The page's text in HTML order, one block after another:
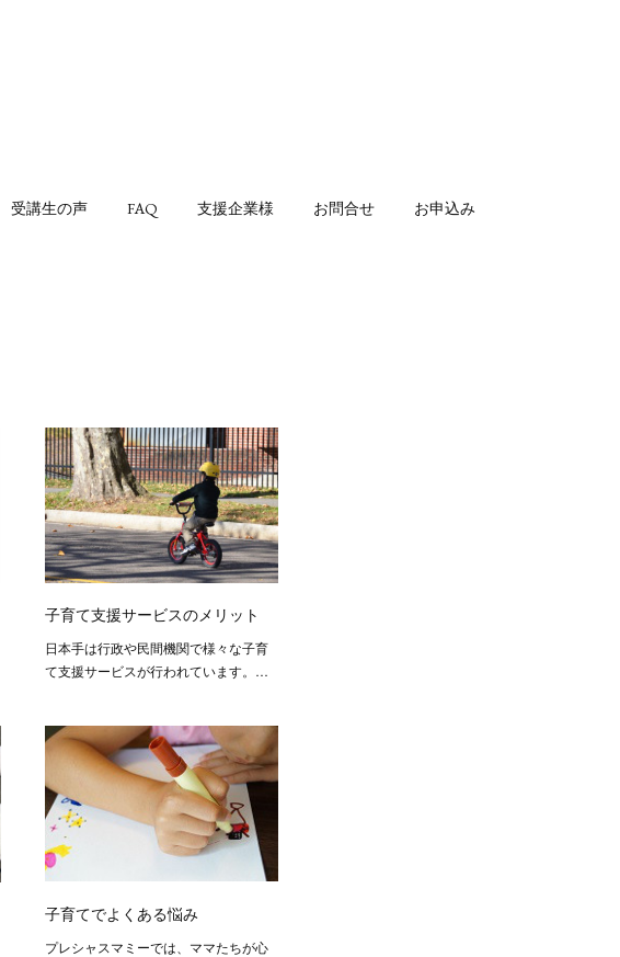
受講生の声 FAQ 支援企業様 お問合せ お申込み
子育て支援サービスのメリット
日本手は行政や民間機関で様々な子育
て支援サービスが行われています。…
子育てでよくある悩み
プレシャスマミーでは、ママたちが心